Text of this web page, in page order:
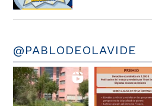
@PABLODEOLAVIDE